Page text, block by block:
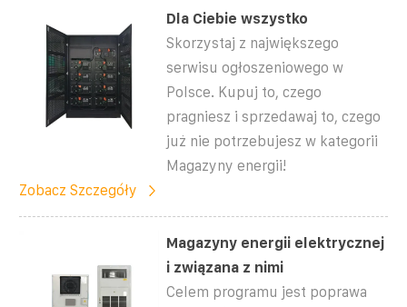
Dla Ciebie wszystko
Skorzystaj z największego
serwisu ogłoszeniowego w
Polsce. Kupuj to, czego
pragniesz i sprzedawaj to, czego
już nie potrzebujesz w kategorii
Magazyny energii!
Zobacz Szczegóły
Magazyny energii elektrycznej
i związana z nimi
Celem programu jest poprawa